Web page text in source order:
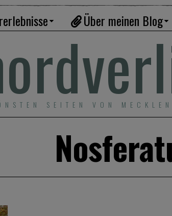
Über meinen Blog
SEITEN VON